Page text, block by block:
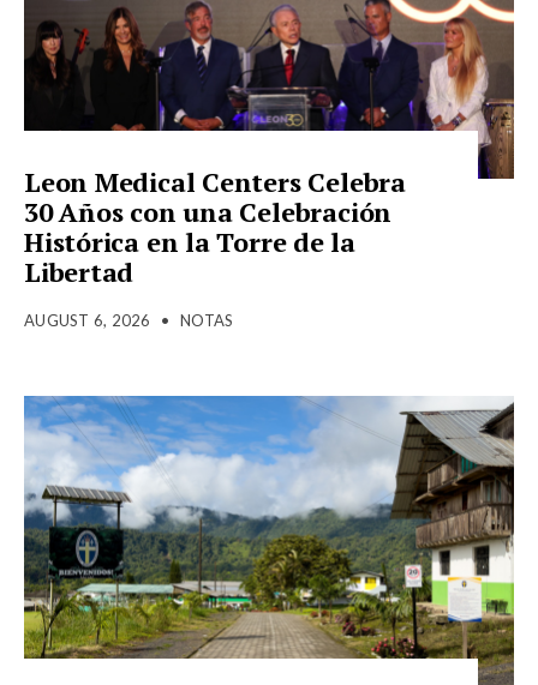
Leon Medical Centers Celebra
30 Años con una Celebración
Histórica en la Torre de la
Libertad
AUGUST 6, 2026 • NOTAS